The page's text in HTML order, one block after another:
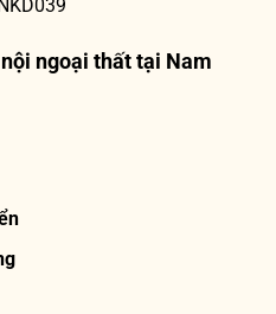
ngoại thất tại Nam